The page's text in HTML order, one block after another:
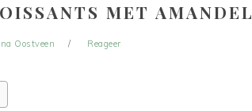
MET AMANDEL
Oostveen Reageer